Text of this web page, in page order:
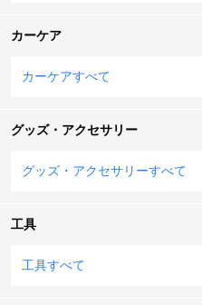
カーケア
カーケアすべて
グッズ・アクセサリー
グッズ・アクセサリーすべて
工具
工具すべて